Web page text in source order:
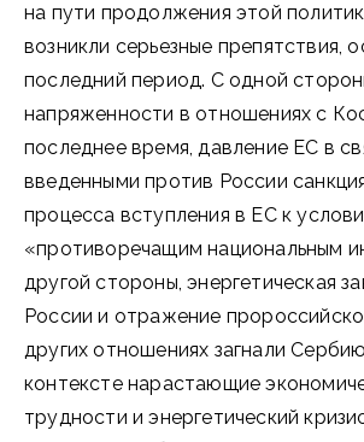
на пути продолжения этой
возникли серьезные препятствия,
последний период. С одной
напряженности в отношениях с
последнее время, давление ЕС в
введенными против России
процесса вступления в ЕС к
«противоречащим национальным
другой стороны, энергетическая
России и отражение
других отношениях загнали
контексте нарастающие
трудности и энергетический